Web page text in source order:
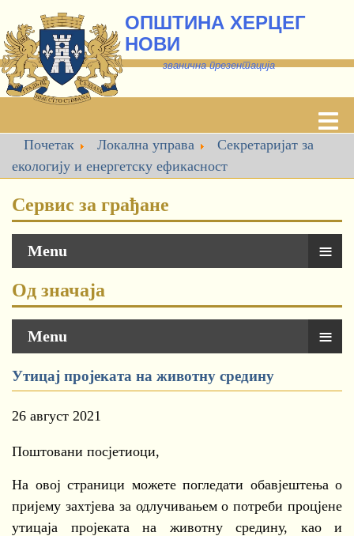
ОПШТИНА ХЕРЦЕГ
НОВИ
званична презентација
Почетак Локална управа
Секретаријат за
екологију и енергетску ефикасност
Сервис за грађане
Menu ≡
Од значаја
Menu ≡
Утицај пројеката на животну средину
26 август 2021
Поштовани посјетиоци,
На овој страници можете погледати обавјештења о
пријему захтјева за одлучивањем о потреби процјене
утицаја пројеката на животну средину, као и